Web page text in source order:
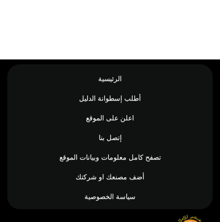
الرئيسية
أطلب إسطوانة الدليل
اعلن على الموقع
إتصل بنا
تصفح كامل معلومات وبيانات الموقع
أضف مصنعك او شركتك
سياسة الخصوصية